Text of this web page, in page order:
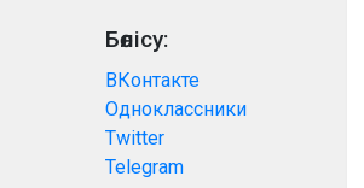
Бөлісу:
ВКонтакте
Одноклассники
Twitter
Telegram